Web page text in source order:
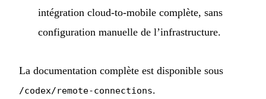
intégration cloud-to-mobile complète, sans
configuration manuelle de l’infrastructure.
La documentation complète est disponible sous
/codex/remote-connections.